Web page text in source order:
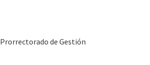
Prorrectorado de Gestión